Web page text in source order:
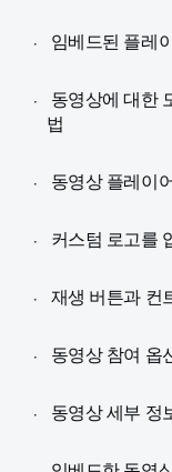
임베드된 플레
동영상에 대한
법
동영상 플레이
커스텀 로고를
재생 버튼과 컨
동영상 참여 옵
동영상 세부 정